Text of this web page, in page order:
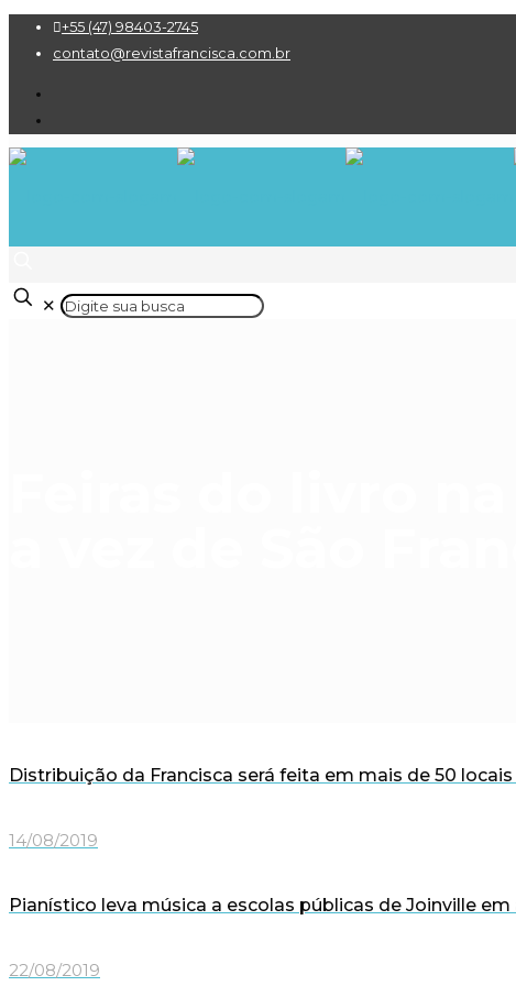
+55 (47) 98403-2745
contato@revistafrancisca.com.br
✕
Distribuição da Francisca será feita em mais de 50
14/08/2019
Pianístico leva música a escolas públicas de Joinville
22/08/2019